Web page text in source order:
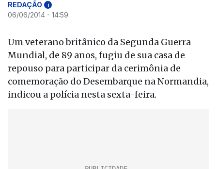
REDAÇÃO i
06/06/2014 - 14:59
Um veterano britânico da Segunda Guerra
Mundial, de 89 anos, fugiu de sua casa de
repouso para participar da cerimônia de
comemoração do Desembarque na Normandia,
indicou a polícia nesta sexta-feira.